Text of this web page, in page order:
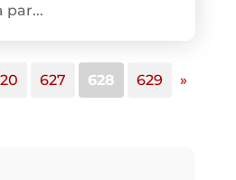
par...
20 627 628 629 »